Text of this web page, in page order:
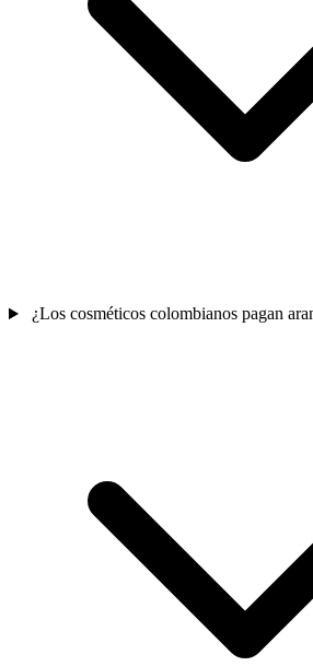
¿Los cosméticos colombianos pagan